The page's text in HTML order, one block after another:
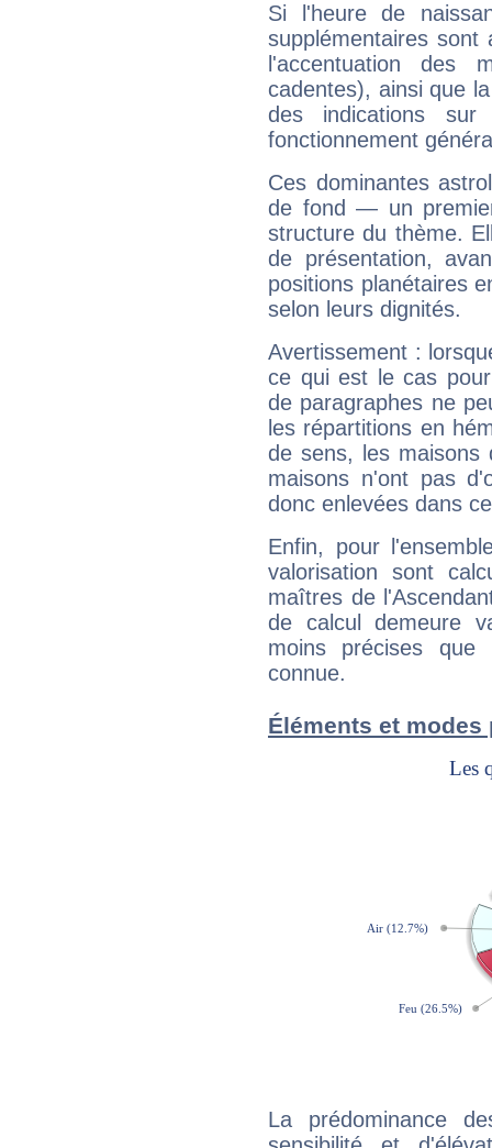
Si l'heure de
supplémentaires sont
l'accentuation des
cadentes), ainsi que
des indications sur
fonctionnement
Ces dominantes
de fond — un
structure du thème.
de présentation,
positions planétaires
selon leurs dignités.
Avertissement :
ce qui est le cas
de paragraphes ne
les répartitions en
de sens, les maisons
maisons n'ont pas
donc enlevées dans
Enfin, pour
valorisation sont
maîtres de
de calcul demeure
moins précises que
connue.
Éléments et modes
La prédominance